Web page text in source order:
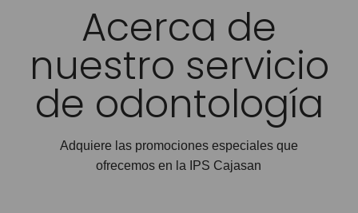
Acerca de
nuestro servicio
de odontología
Adquiere las promociones especiales que
ofrecemos en la IPS Cajasan